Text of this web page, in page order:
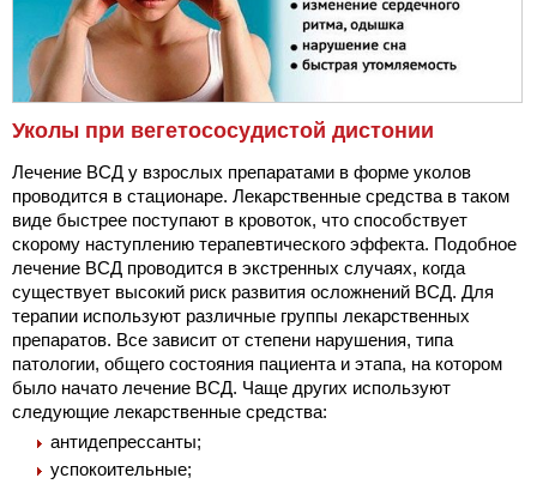
Уколы при вегетососудистой дистонии
Лечение ВСД у взрослых препаратами в форме уколов
проводится в стационаре. Лекарственные средства в таком
виде быстрее поступают в кровоток, что способствует
скорому наступлению терапевтического эффекта. Подобное
лечение ВСД проводится в экстренных случаях, когда
существует высокий риск развития осложнений ВСД. Для
терапии используют различные группы лекарственных
препаратов. Все зависит от степени нарушения, типа
патологии, общего состояния пациента и этапа, на котором
было начато лечение ВСД. Чаще других используют
следующие лекарственные средства:
антидепрессанты;
успокоительные;